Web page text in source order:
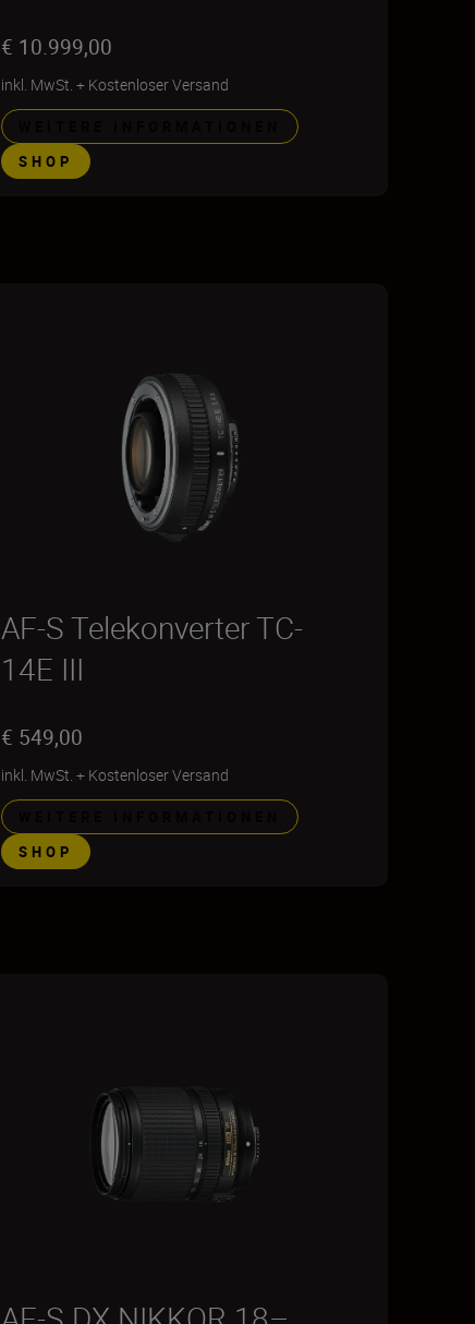
€ 10.999,00
inkl. MwSt. + Kostenloser Versand
SHOP
AF-S Telekonverter TC-
14E III
€ 549,00
inkl. MwSt. + Kostenloser Versand
SHOP